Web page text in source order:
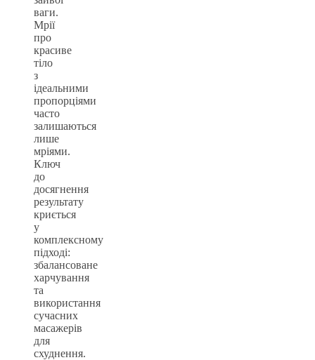
ваги.
Мрії
про
красиве
тіло
з
ідеальними
пропорціями
часто
залишаються
лише
мріями.
Ключ
до
досягнення
результату
криється
у
комплексному
підході:
збалансоване
харчування
та
використання
сучасних
масажерів
для
схуднення.